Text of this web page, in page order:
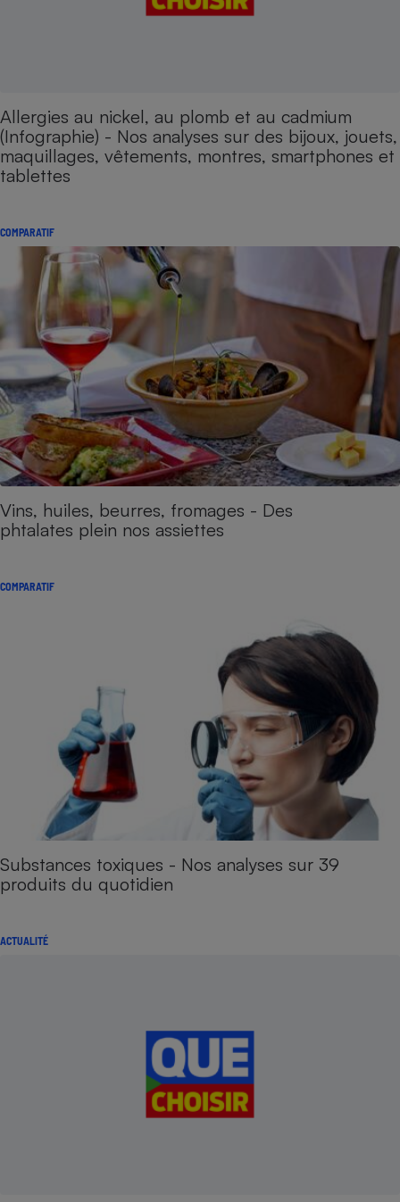
Allergies au nickel, au plomb et au cadmium
(Infographie) - Nos analyses sur des bijoux, jouets,
maquillages, vêtements, montres, smartphones et
tablettes
COMPARATIF
Vins, huiles, beurres, fromages - Des
phtalates plein nos assiettes
COMPARATIF
Substances toxiques - Nos analyses sur 39
produits du quotidien
ACTUALITÉ